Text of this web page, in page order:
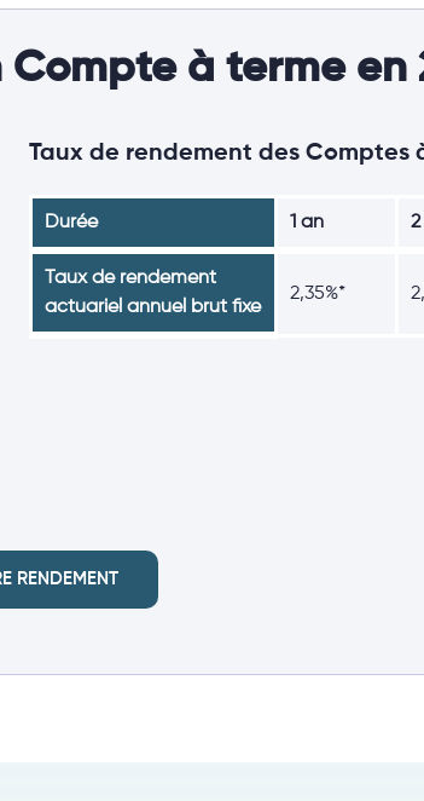
à terme en
Taux de rendement des Comptes
Durée 1 an
Taux de rendement
actuariel annuel brut fixe
2,35%*
RENDEMENT